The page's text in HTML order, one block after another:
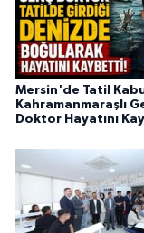
Mersin'de Tatil
Kahramanmaraşlı
Doktor Hayatını